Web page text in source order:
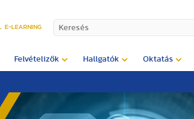
E-LEARNING
Felvételizők Hallgatók Oktatás